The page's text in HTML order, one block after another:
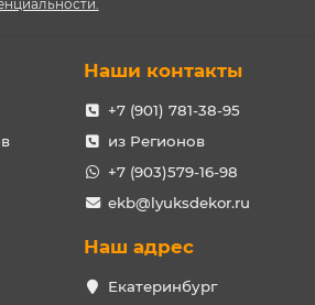
Наши контакты
+7 (901) 781-38-95
из Регионов
+7 (903)579-16-98
ekb@lyuksdekor.ru
Наш адрес
Екатеринбург